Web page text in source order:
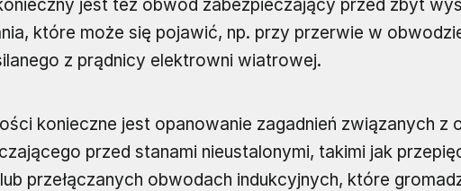
jest też obwód zabezpieczający przed zbyt
które może się pojawić, np. przy przerwie w
z prądnicy elektrowni wiatrowej.
konieczne jest opanowanie zagadnień związanych z
przed stanami nieustalonymi, takimi jak
przełączanych obwodach indukcyjnych, które